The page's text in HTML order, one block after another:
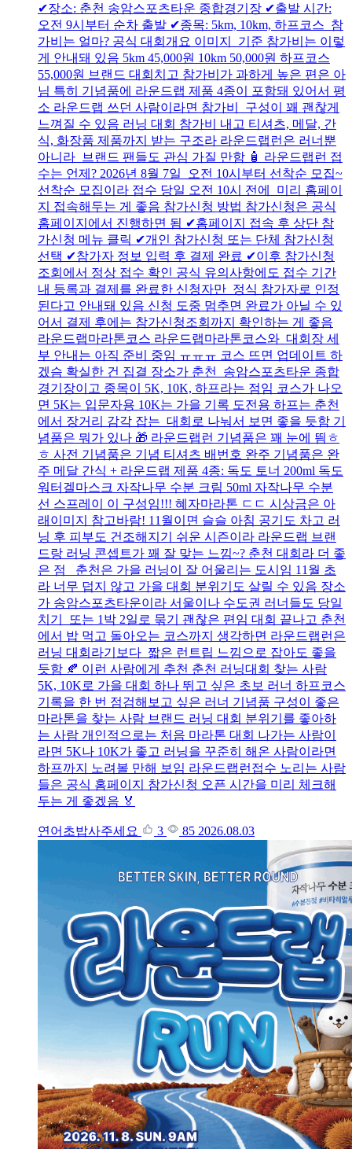
✔장소: 춘천 송암스포츠타운 종합경기장 ✔출발 시간:
오전 9시부터 순차 출발 ✔종목: 5km, 10km, 하프코스 참
가비는 얼마? 공식 대회개요 이미지 기준 참가비는 이렇
게 안내돼 있음 5km 45,000원 10km 50,000원 하프코스
55,000원 브랜드 대회치고 참가비가 과하게 높은 편은 아
님 특히 기념품에 라운드랩 제품 4종이 포함돼 있어서 평
소 라운드랩 쓰던 사람이라면 참가비 구성이 꽤 괜찮게
느껴질 수 있음 러닝 대회 참가비 내고 티셔츠, 메달, 간
식, 화장품 제품까지 받는 구조라 라운드랩런은 러너뿐
아니라 브랜드 팬들도 관심 가질 만함 🧴 라운드랩런 접
수는 언제? 2026년 8월 7일 오전 10시부터 선착순 모집~
선착순 모집이라 접수 당일 오전 10시 전에 미리 홈페이
지 접속해두는 게 좋음 참가신청 방법 참가신청은 공식
홈페이지에서 진행하면 됨 ✔홈페이지 접속 후 상단 참
가신청 메뉴 클릭 ✔개인 참가신청 또는 단체 참가신청
선택 ✔참가자 정보 입력 후 결제 완료 ✔이후 참가신청
조회에서 정상 접수 확인 공식 유의사항에도 접수 기간
내 등록과 결제를 완료한 신청자만 정식 참가자로 인정
된다고 안내돼 있음 신청 도중 멈추면 완료가 아닐 수 있
어서 결제 후에는 참가신청조회까지 확인하는 게 좋음
라운드랩마라톤코스 라운드랩마라톤코스와 대회장 세
부 안내는 아직 준비 중임 ㅠㅠㅠ 코스 뜨면 업데이트 하
겠슴 확실한 건 집결 장소가 춘천 송암스포츠타운 종합
경기장이고 종목이 5K, 10K, 하프라는 점임 코스가 나오
면 5K는 입문자용 10K는 가을 기록 도전용 하프는 춘천
에서 장거리 감각 잡는 대회로 나눠서 보면 좋을 듯함 기
념품은 뭐가 있나 🎁 라운드랩런 기념품은 꽤 눈에 띔ㅎ
ㅎ 사전 기념품은 기념 티셔츠 배번호 완주 기념품은 완
주 메달 간식 + 라운드랩 제품 4종: 독도 토너 200ml 독도
워터겔마스크 자작나무 수분 크림 50ml 자작나무 수분
선 스프레이 이 구성임!!! 혜자마라톤 ㄷㄷ 시상금은 아
래이미지 참고바람! 11월이면 슬슬 아침 공기도 차고 러
닝 후 피부도 건조해지기 쉬운 시즌이라 라운드랩 브랜
드랑 러닝 콘셉트가 꽤 잘 맞는 느낌~? 춘천 대회라 더 좋
은 점 춘천은 가을 러닝이 잘 어울리는 도시임 11월 초
라 너무 덥지 않고 가을 대회 분위기도 살릴 수 있음 장소
가 송암스포츠타운이라 서울이나 수도권 러너들도 당일
치기 또는 1박 2일로 묶기 괜찮은 편임 대회 끝나고 춘천
에서 밥 먹고 돌아오는 코스까지 생각하면 라운드랩런은
러닝 대회라기보다 짧은 런트립 느낌으로 잡아도 좋을
듯함 🍂 이런 사람에게 추천 춘천 러닝대회 찾는 사람
5K, 10K로 가을 대회 하나 뛰고 싶은 초보 러너 하프코스
기록을 한 번 점검해보고 싶은 러너 기념품 구성이 좋은
마라톤을 찾는 사람 브랜드 러닝 대회 분위기를 좋아하
는 사람 개인적으로는 처음 마라톤 대회 나가는 사람이
라면 5K나 10K가 좋고 러닝을 꾸준히 해온 사람이라면
하프까지 노려볼 만해 보임 라운드랩런접수 노리는 사람
들은 공식 홈페이지 참가신청 오픈 시간을 미리 체크해
두는 게 좋겠음 🏅
연어초밥사주세요 3 85 2026.08.03